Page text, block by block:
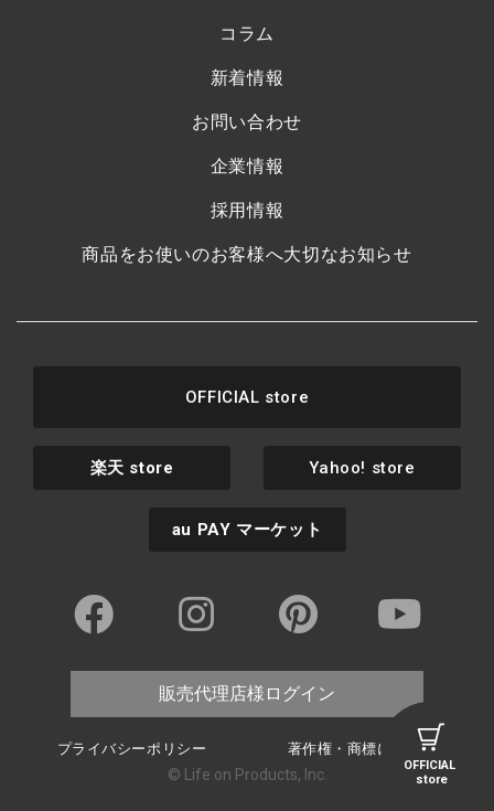
OFFICIAL
store
コラム
新着情報
お問い合わせ
企業情報
採用情報
商品をお使いのお客様へ大切なお知らせ
OFFICIAL store
楽天 store Yahoo! store
au PAY マーケット
販売代理店様ログイン
プライバシーポリシー 著作権・商標について
© Life on Products, Inc.